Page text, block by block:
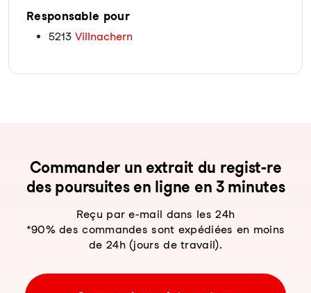
Responsable pour
5213 Villnachern
Com­man­der un ex­trait du re­gist-re
des pour­sui­tes en li­gne en 3 mi­nu­tes
Reçu par e-mail dans les 24h
*90% des commandes sont expédiées en moins
de 24h (jours de travail).